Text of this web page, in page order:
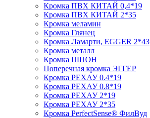
Кромка ПВХ КИТАЙ 0,4*19
Кромка ПВХ КИТАЙ 2*35
Кромка меламин
Кромка Глянец
Кромка Ламарти, EGGER 2*43
Кромка металл
Кромка ШПОН
Поперечная кромка ЭГГЕР
Кромка PЕХАУ 0.4*19
Кромка PЕХАУ 0.8*19
Кромка PЕХАУ 2*19
Кромка PЕХАУ 2*35
Кромка PerfectSense® ФилВуд